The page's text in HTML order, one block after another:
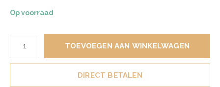
Op voorraad
TOEVOEGEN AAN WINKELWAGEN
DIRECT BETALEN